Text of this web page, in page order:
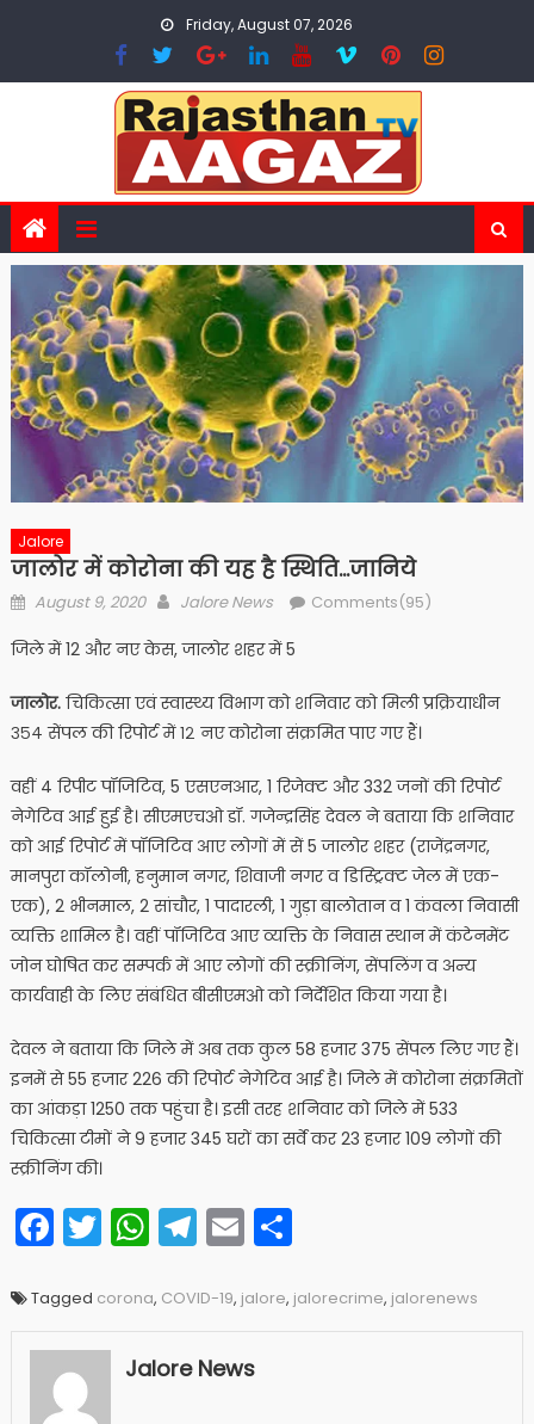
Friday, August 07, 2026
Jalore
जालोर में कोरोना की यह है स्थिति…जानिये
Posted
August 9, 2020 Author
Jalore News Comments(95)
जिले में 12 और नए केस, जालोर शहर में 5
जालोर.चिकित्सा एवं स्वास्थ्य विभाग को शनिवार को मिली प्रक्रियाधीन
३५४ सेंपल की रिपोर्ट में १२ नए कोरोना संक्रमित पाए गए हैं।
वहीं 4 रिपीट पॉजिटिव, 5 एसएनआर, 1 रिजेक्ट और 332 जनों की रिपोर्ट
नेगेटिव आई हुई है। सीएमएचओ डॉ. गजेन्द्रसिंह देवल ने बताया कि शनिवार
को आई रिपोर्ट में पॉजिटिव आए लोगों में सें 5 जालोर शहर (राजेंद्रनगर,
मानपुरा कॉलोनी, हनुमान नगर, शिवाजी नगर व डिस्ट्रिक्ट जेल में एक-
एक), 2 भीनमाल, 2 सांचौर, 1 पादारली, 1 गुड़ा बालोतान व 1 कंवला निवासी
व्यक्ति शामिल है। वहीं पॉजिटिव आए व्यक्ति के निवास स्थान में कंटेनमेंट
जोन घोषित कर सम्पर्क में आए लोगों की स्क्रीनिंग, सेंपलिंग व अन्य
कार्यवाही के लिए संबंधित बीसीएमओ को निर्देशित किया गया है।
देवल ने बताया कि जिले में अब तक कुल 58 हजार 375 सेंपल लिए गए हैं।
इनमें से 55 हजार 226 की रिपोर्ट नेगेटिव आई है। जिले में कोरोना संक्रमितों
का आंकड़ा 1250 तक पहुंचा है। इसी तरह शनिवार को जिले में 533
चिकित्सा टीमों ने 9 हजार 345 घरों का सर्वे कर 23 हजार 109 लोगों की
स्क्रीनिंग की।
Facebook
Twitter
WhatsApp
Telegram
EmailShare
Tagged corona, COVID-19, jalore, jalorecrime, jalorenews
Jalore News